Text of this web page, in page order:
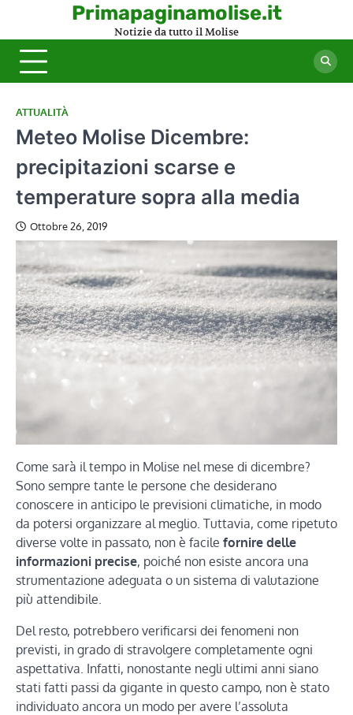
content
Primapaginamolise.it
Notizie da tutto il Molise
ATTUALITÀ
Meteo Molise Dicembre:
precipitazioni scarse e
temperature sopra alla media
Ottobre 26, 2019
Come sarà il tempo in Molise nel mese di dicembre?
Sono sempre tante le persone che desiderano
conoscere in anticipo le previsioni climatiche, in modo
da potersi organizzare al meglio. Tuttavia, come ripetuto
diverse volte in passato, non è facile fornire delle
informazioni precise, poiché non esiste ancora una
strumentazione adeguata o un sistema di valutazione
più attendibile.
Del resto, potrebbero verificarsi dei fenomeni non
previsti, in grado di stravolgere completamente ogni
aspettativa. Infatti, nonostante negli ultimi anni siano
stati fatti passi da gigante in questo campo, non è stato
individuato ancora un modo per avere l’assoluta